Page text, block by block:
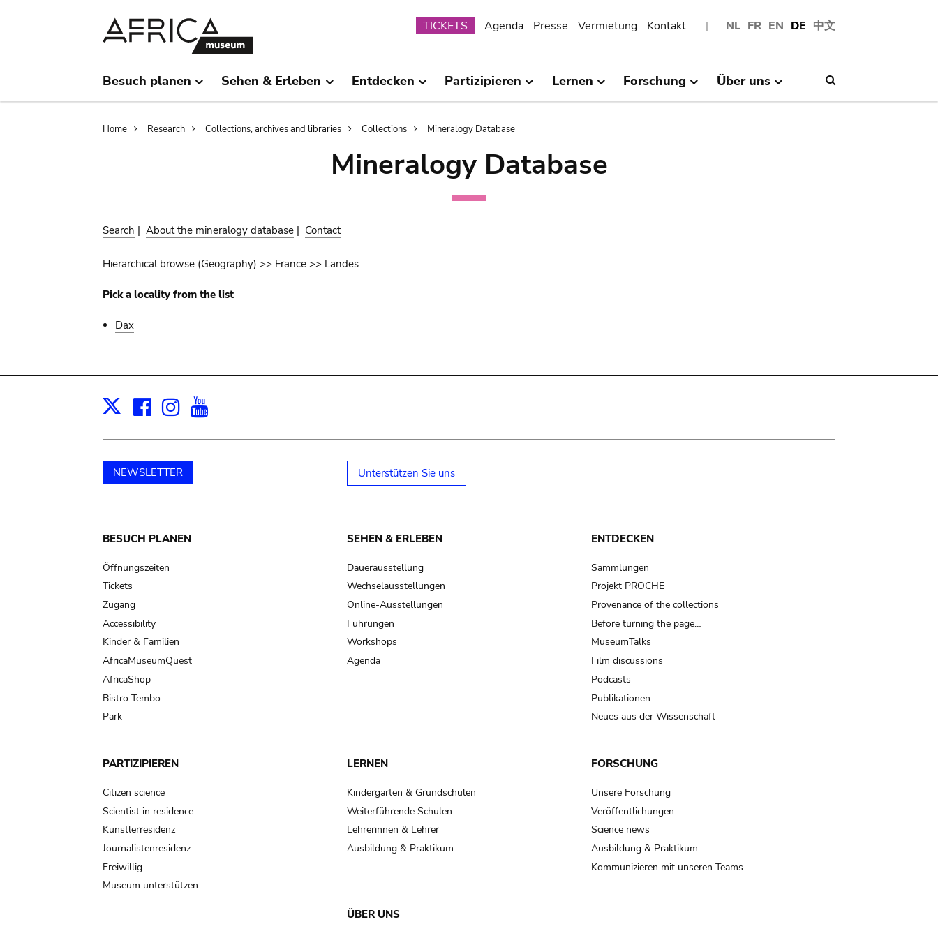
NL FR EN DE 中文
Submenu
TICKETS Agenda Presse Vermietung Kontakt
Besuch planen Sehen & Erleben Entdecken Partizipieren Lernen Forschung Über uns
Breadcrumb
Home Research Collections, archives and libraries Collections Mineralogy Database
Mineralogy Database
Search | About the mineralogy database | Contact
Hierarchical browse (Geography) >> France >> Landes
Pick a locality from the list
Dax
X Facebook
Instagram
NEWSLETTER Unterstützen Sie uns
Main
navigation
BESUCH PLANEN
Öffnungszeiten
Tickets
Zugang
Accessibility
Kinder & Familien
AfricaMuseumQuest
AfricaShop
Bistro Tembo
Park
SEHEN & ERLEBEN
Dauerausstellung
Wechselausstellungen
Online-Ausstellungen
Führungen
Workshops
Agenda
ENTDECKEN
Sammlungen
Projekt PROCHE
Provenance of the collections
Before turning the page…
MuseumTalks
Film discussions
Podcasts
Publikationen
Neues aus der Wissenschaft
PARTIZIPIEREN
Citizen science
Scientist in residence
Künstlerresidenz
Journalistenresidenz
Freiwillig
Museum unterstützen
LERNEN
Kindergarten & Grundschulen
Weiterführende Schulen
Lehrerinnen & Lehrer
Ausbildung & Praktikum
FORSCHUNG
Unsere Forschung
Veröffentlichungen
Science news
Ausbildung & Praktikum
Kommunizieren mit unseren Teams
ÜBER UNS